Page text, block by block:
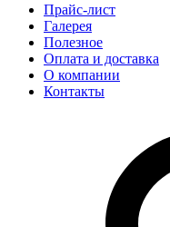
Прайс-лист
Галерея
Полезное
Оплата и доставка
О компании
Контакты